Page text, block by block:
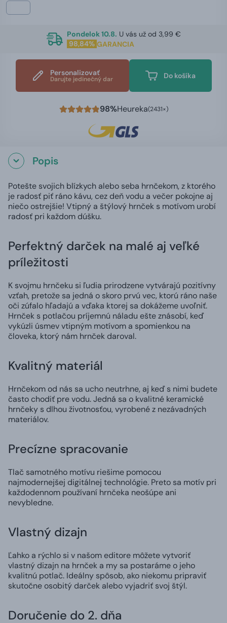
Pondelok 10.8. U vás už od 3,99 €
98,84% GARANCIA
Personalizovať
Darujte jedinečný dar Do košíka
98%Heureka(2431×)
Popis
Potešte svojich blízkych alebo seba hrnčekom, z ktorého
je radosť piť ráno kávu, cez deň vodu a večer pokojne aj
niečo ostrejšie! Vtipný a štýlový hrnček s motívom urobí
radosť pri každom dúšku.
Perfektný darček na malé aj veľké
príležitosti
K svojmu hrnčeku si ľudia prirodzene vytvárajú pozitívny
vzťah, pretože sa jedná o skoro prvú vec, ktorú ráno naše
oči zúfalo hľadajú a vďaka ktorej sa dokážeme uvoľniť.
Hrnček s potlačou príjemnú náladu ešte znásobí, keď
vykúzli úsmev vtipným motívom a spomienkou na
človeka, ktorý nám hrnček daroval.
Kvalitný materiál
Hrnčekom od nás sa ucho neutrhne, aj keď s nimi budete
často chodiť pre vodu. Jedná sa o kvalitné keramické
hrnčeky s dlhou životnosťou, vyrobené z nezávadných
materiálov.
Precízne spracovanie
Tlač samotného motívu riešime pomocou
najmodernejšej digitálnej technológie. Preto sa motív pri
každodennom používaní hrnčeka neošúpe ani
nevybledne.
Vlastný dizajn
Ľahko a rýchlo si v našom editore môžete vytvoriť
vlastný dizajn na hrnček a my sa postaráme o jeho
kvalitnú potlač. Ideálny spôsob, ako niekomu pripraviť
skutočne osobitý darček alebo vyjadriť svoj štýl.
Doručenie do 2. dňa